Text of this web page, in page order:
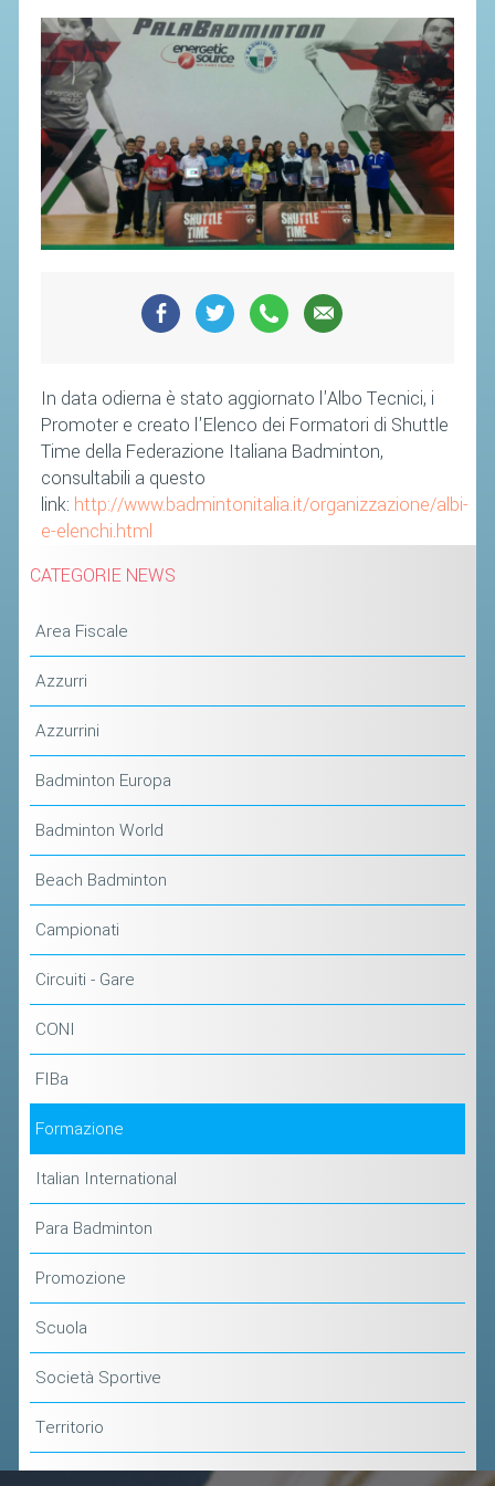
In data odierna è stato aggiornato l'Albo Tecnici, i
Promoter e creato l'Elenco dei Formatori di Shuttle
Time della Federazione Italiana Badminton,
consultabili a questo
link: http://www.badmintonitalia.it/organizzazione/albi-
e-elenchi.html
CATEGORIE NEWS
Area Fiscale
Azzurri
Azzurrini
Badminton Europa
Badminton World
Beach Badminton
Campionati
Circuiti - Gare
CONI
FIBa
Formazione
Italian International
Para Badminton
Promozione
Scuola
Società Sportive
Territorio
CONTATTI
RESPONSABILITÀ SOCIALE
SAFEGUARDING
RICHIESTA PATROCINIO
GIUSTIZIA FEDERALE
PROVVEDIMENTI
ORGANI DI GIUSTIZIA FEDERALE
MAGLIA AZZURRA
SCHEDE ATLETI
ACCEDI AL TESSERAMENTO ON
MODULI
GARE ED EVENTI
COMUNICATI
CLASSIFICHE NAZIONALI